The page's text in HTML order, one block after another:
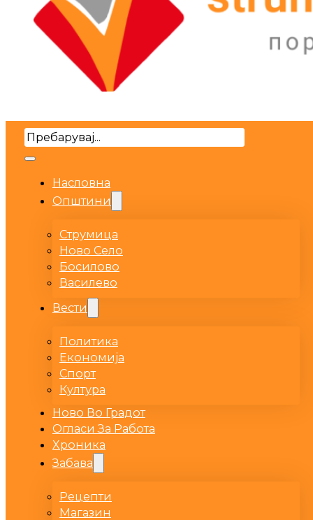
Search
Насловна
Општини
Струмица
Ново Село
Босилово
Василево
Вести
Политика
Економија
Спорт
Култура
Ново Во Градот
Огласи За Работа
Хроника
Забава
Рецепти
Магазин